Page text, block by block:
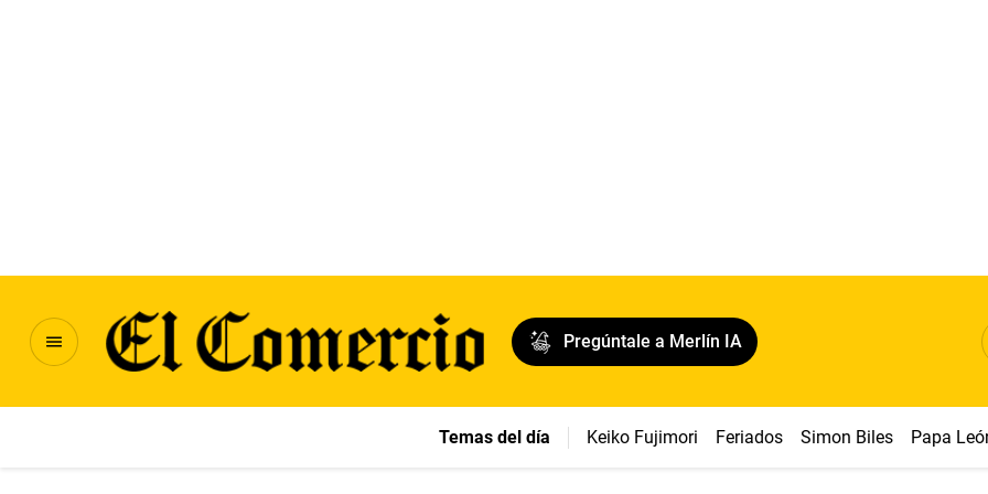
Pregúntale a Merlín IA
Temas del día Keiko Fujimori Feriados Simon Biles Papa